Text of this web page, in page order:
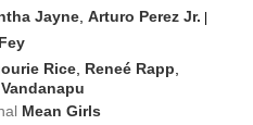
Jayne ,Arturo Perez Jr. |
Rice Reneé Rapp
Mean Girls